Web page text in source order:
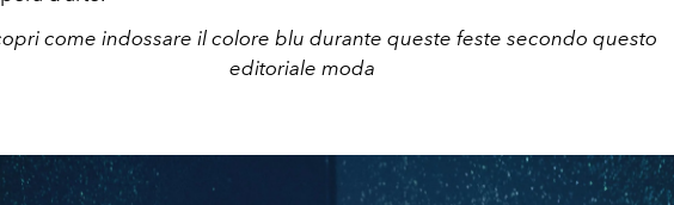
come indossare il colore blu durante queste feste secondo questo
editoriale moda